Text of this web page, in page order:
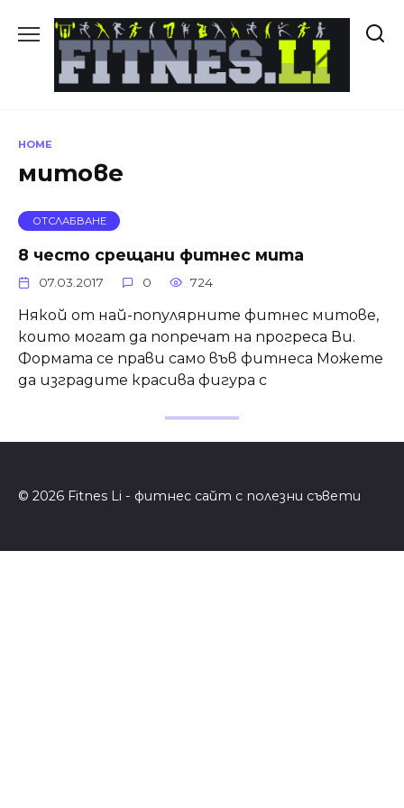
HOME
митове
ОТСЛАБВАНЕ
8 често срещани фитнес мита
07.03.2017 0 724
Някой от най-популярните фитнес митове,
които могат да попречат на прогреса Ви.
Формата се прави само във фитнеса Можете
да изградите красива фигура с
© 2026 Fitnes Li - фитнес сайт с полезни съвети